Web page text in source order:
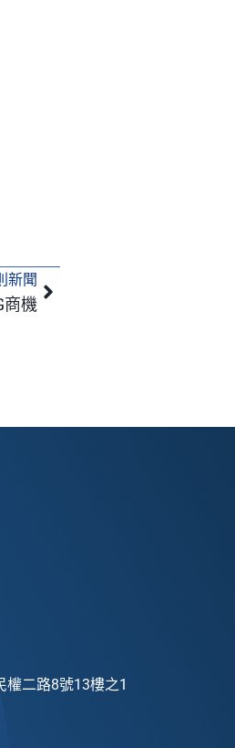
新聞
機
下一篇
權二路8號13樓之1